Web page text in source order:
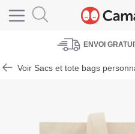
ENVOI
Voir Sacs et tote bags